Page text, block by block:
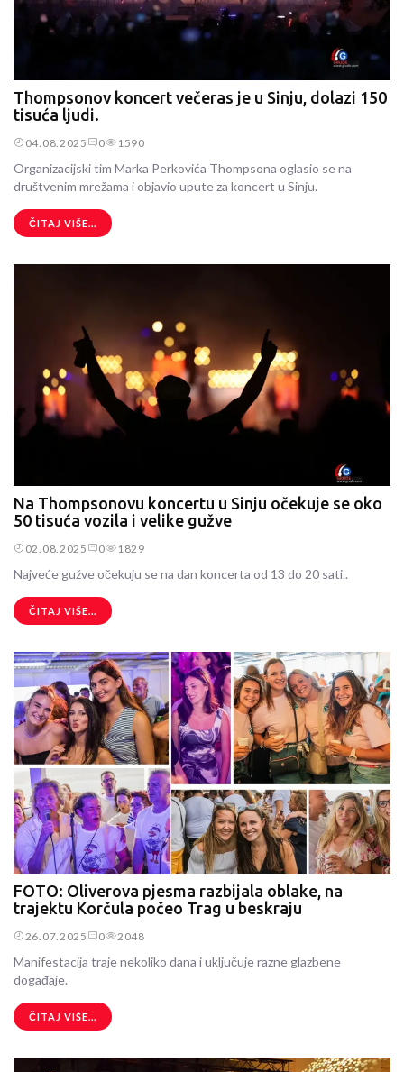
Thompsonov koncert večeras je u Sinju, dolazi 150
tisuća ljudi.
04.08.2025 0 1590
Organizacijski tim Marka Perkovića Thompsona oglasio se na
društvenim mrežama i objavio upute za koncert u Sinju.
ČITAJ VIŠE...
Na Thompsonovu koncertu u Sinju očekuje se oko
50 tisuća vozila i velike gužve
02.08.2025 0 1829
Najveće gužve očekuju se na dan koncerta od 13 do 20 sati..
ČITAJ VIŠE...
FOTO: Oliverova pjesma razbijala oblake, na
trajektu Korčula počeo Trag u beskraju
26.07.2025 0 2048
Manifestacija traje nekoliko dana i uključuje razne glazbene
događaje.
ČITAJ VIŠE...